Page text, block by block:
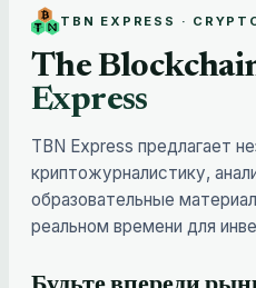
TBN EXPRESS ·
The
Express
TBN Express предлагает
криптожурналистику,
образовательные
реальном времени для